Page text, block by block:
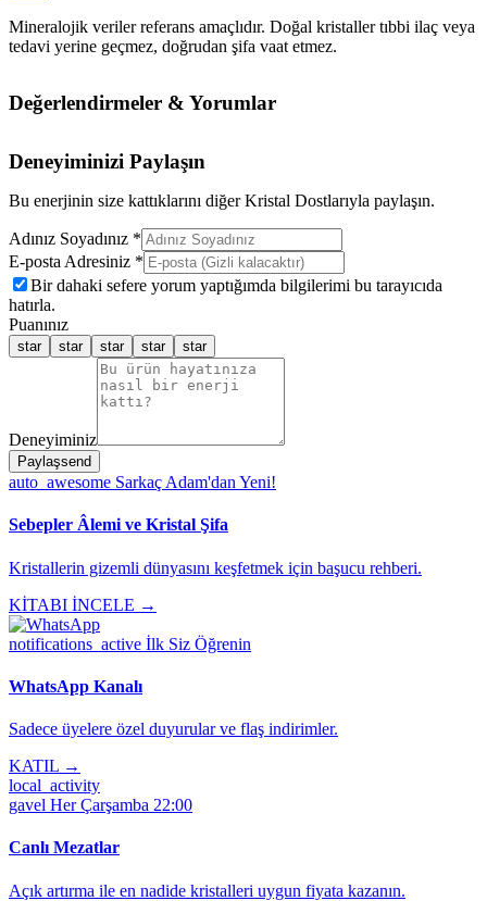
Mineralojik veriler referans amaçlıdır. Doğal kristaller tıbbi ilaç veya
tedavi yerine geçmez, doğrudan şifa vaat etmez.
Değerlendirmeler & Yorumlar
Deneyiminizi Paylaşın
Bu enerjinin size kattıklarını diğer Kristal Dostlarıyla paylaşın.
Adınız Soyadınız *
E-posta Adresiniz *
Bir dahaki sefere yorum yaptığımda bilgilerimi bu tarayıcıda
hatırla.
Puanınız
star star star star star
Deneyiminiz
Paylaşsend
auto_awesome Sarkaç Adam'dan Yeni!
Sebepler Âlemi ve Kristal Şifa
Kristallerin gizemli dünyasını keşfetmek için başucu rehberi.
KİTABI İNCELE →
notifications_active İlk Siz Öğrenin
WhatsApp Kanalı
Sadece üyelere özel duyurular ve flaş indirimler.
KATIL →
local_activity
gavel Her Çarşamba 22:00
Canlı Mezatlar
Açık artırma ile en nadide kristalleri uygun fiyata kazanın.